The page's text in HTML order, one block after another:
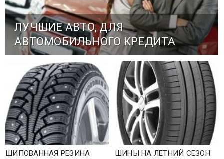
ЛУЧШИЕ АВТО, ДЛЯ
АВТОМОБИЛЬНОГО КРЕДИТА
ШИПОВАННАЯ РЕЗИНА
ШИНЫ НА ЛЕТНИЙ СЕЗОН